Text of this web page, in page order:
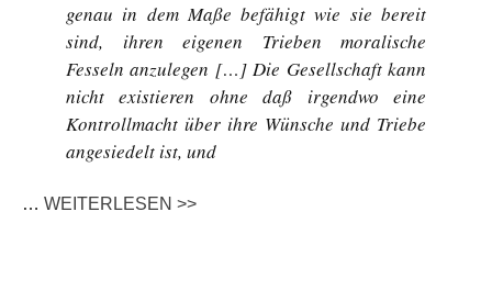
genau in dem Maße befähigt wie sie bereit
sind, ihren eigenen Trieben moralische
Fesseln anzulegen […] Die Gesellschaft kann
nicht existieren ohne daß irgendwo eine
Kontrollmacht über ihre Wünsche und Triebe
angesiedelt ist, und
… WEITERLESEN >>